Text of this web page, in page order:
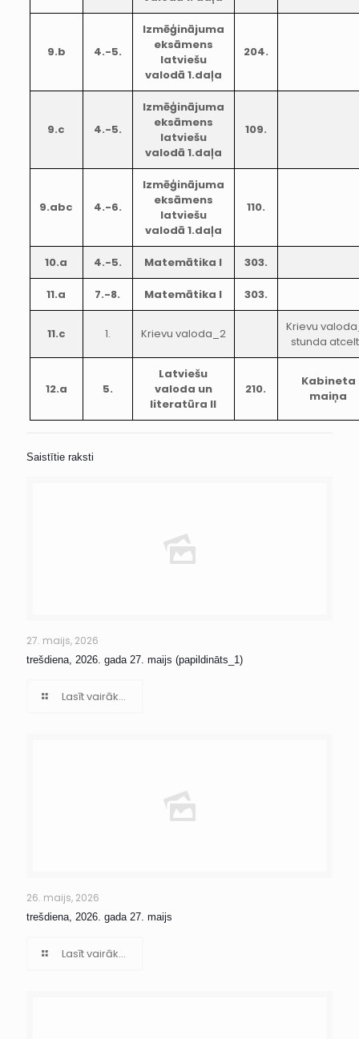
9.b 4.-5.
Izmēģinājuma
eksāmens
latviešu
valodā 1.daļa
204.
9.c 4.-5.
Izmēģinājuma
eksāmens
latviešu
valodā 1.daļa
109.
9.abc 4.-6.
Izmēģinājuma
eksāmens
latviešu
valodā 1.daļa
110.
10.a 4.-5. Matemātika I 303.
11.a 7.-8. Matemātika I 303.
11.c 1. Krievu valoda_2
Krievu
stunda
12.a 5.
Latviešu
valoda un
literatūra II
210.
Kabineta
maiņa
Saistītie raksti
27. maijs, 2026
trešdiena, 2026. gada 27. maijs (papildināts_1)
Lasīt vairāk...
26. maijs, 2026
trešdiena, 2026. gada 27. maijs
Lasīt vairāk...